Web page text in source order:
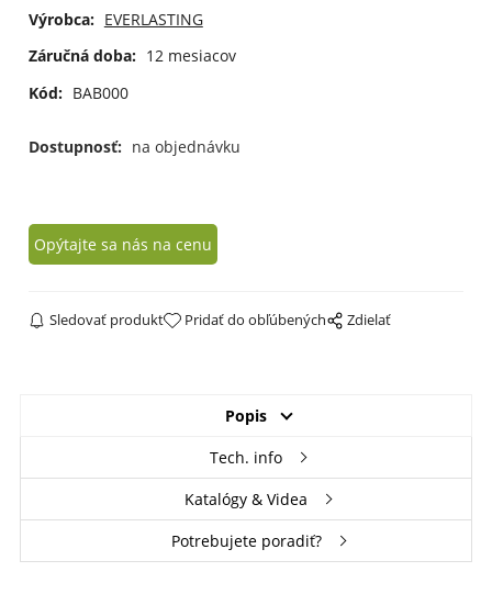
Výrobca: EVERLASTING
Záručná doba: 12 mesiacov
Kód: BAB000
Dostupnosť: na objednávku
Opýtajte sa nás na cenu
Sledovať produkt Pridať do obľúbených Zdielať
Popis
Tech. info
Katalógy & Videa
Potrebujete poradiť?